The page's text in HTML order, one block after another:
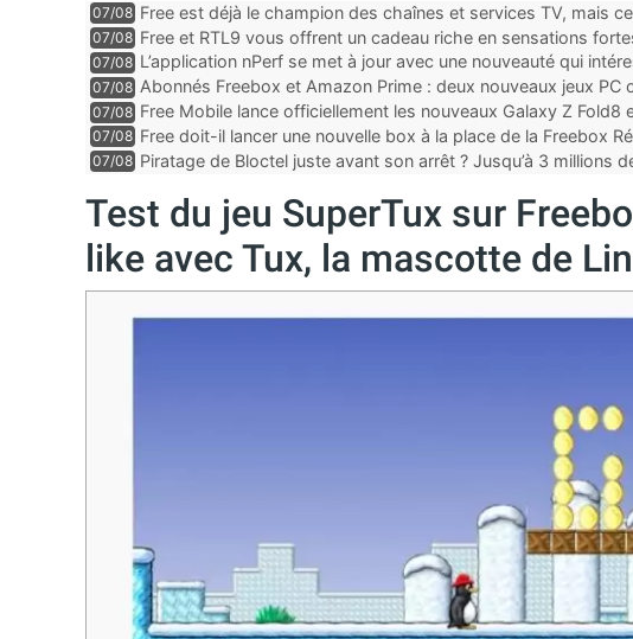
07/08 Free est déjà le champion des chaînes et services TV, mais
encore au moin...
07/08 Free et RTL9 vous offrent un cadeau riche en sensations
l’obtenir
07/08 L’application nPerf se met à jour avec une nouveauté qui
Mobile, Orange, SFR ...
07/08 Abonnés Freebox et Amazon Prime : deux nouveaux jeux PC
07/08 Free Mobile lance officiellement les nouveaux Galaxy Z Fold8
des promos et des cadeaux
07/08 Free doit-il lancer une nouvelle box à la place de la Freebox
07/08 Piratage de Bloctel juste avant son arrêt ? Jusqu’à 3 millions
Test du jeu SuperTux sur
like avec Tux, la mascotte de